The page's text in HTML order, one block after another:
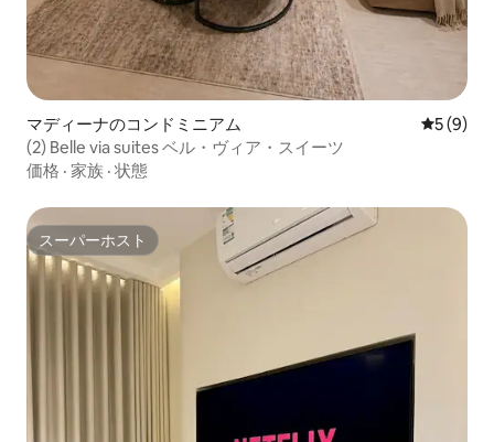
マディーナのコンドミニアム レビュー
5 (9)
(2) Belle via suites ベル・ヴィア・スイーツ
価格 · 家族 · 状態
スーパーホスト
スーパーホスト